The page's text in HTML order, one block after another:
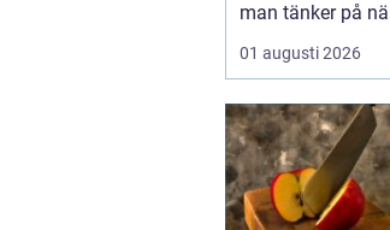
man tänker på
allt rullar på. Men
01 augusti 2026